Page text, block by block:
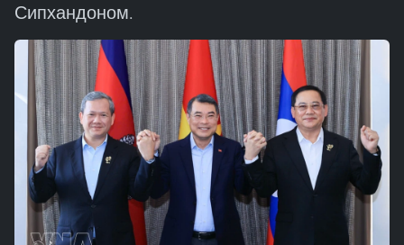
Сипхандоном.